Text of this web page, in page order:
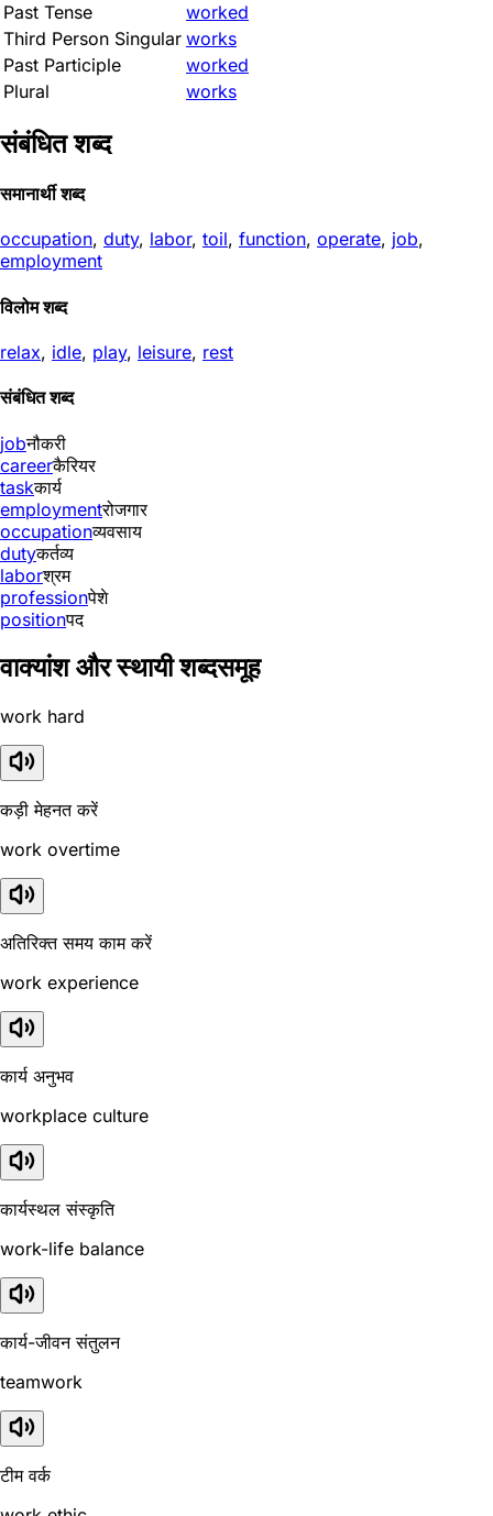
Past Tense
worked
Third Person Singular works
Past Participle
worked
Plural
works
संबंधित शब्द
समानार्थी शब्द
occupation, duty, labor, toil, function, operate, job,
employment
विलोम शब्द
relax, idle, play, leisure, rest
संबंधित शब्द
jobनौकरी
careerकैरियर
taskकार्य
employmentरोजगार
occupationव्यवसाय
dutyकर्तव्य
laborश्रम
professionपेशे
positionपद
वाक्यांश और स्थायी शब्दसमूह
work hard
कड़ी मेहनत करें
work overtime
अतिरिक्त समय काम करें
work experience
कार्य अनुभव
workplace culture
कार्यस्थल संस्कृति
work-life balance
कार्य-जीवन संतुलन
teamwork
टीम वर्क